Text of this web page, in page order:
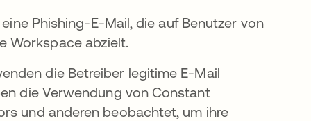
Phishing-E-Mail, die auf Benutzer von
Workspace abzielt.
die Betreiber legitime E-Mail
die Verwendung von Constant
und anderen beobachtet, um ihre